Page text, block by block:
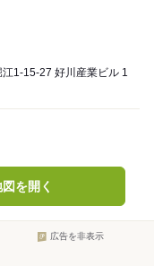
1-15-27 好川産業ビル 1
を開く
広告を非表示